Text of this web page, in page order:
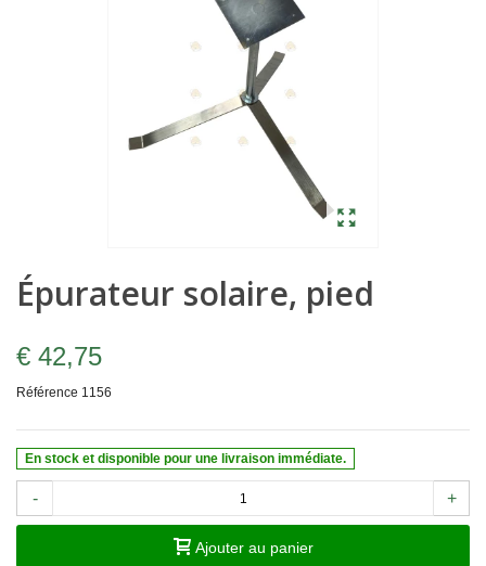
Épurateur solaire, pied
€ 42,75
Référence 1156
En stock et disponible pour une livraison immédiate.
- +
Ajouter au panier